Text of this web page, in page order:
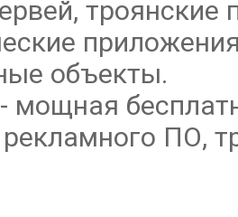
объекты.
- мощная
рекламного ПО,